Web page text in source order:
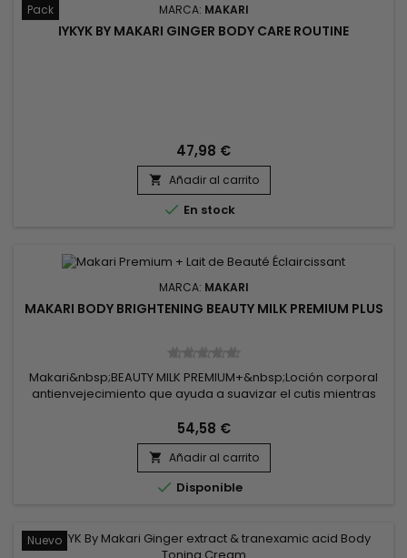
Pack
MARCA: MAKARI
IYKYK BY MAKARI GINGER BODY CARE ROUTINE
47,98 €
 Añadir al carrito
 En stock
MARCA: MAKARI
MAKARI BODY BRIGHTENING BEAUTY MILK PREMIUM PLUS
Makari&nbsp;BEAUTY MILK PREMIUM+&nbsp;Loción corporal
antienvejecimiento que ayuda a suavizar el cutis mientras
decoloraciones y signos de envejecimiento prematuro de la
piel con resultados tonificantes e iluminadores
incomparables.Consejos de utilización: Aplicar mañana y
noche en todo el cuerpo, excepto...
54,58 €
 Añadir al carrito
 Disponible
Nuevo